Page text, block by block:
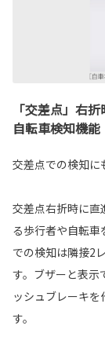
「交差点」右
自転車検知機能
交差点での検知に
交差点右折時に直
る歩行者や自転車
での検知は隣接2
す。ブザーと表示
ッシュブレーキ
す。